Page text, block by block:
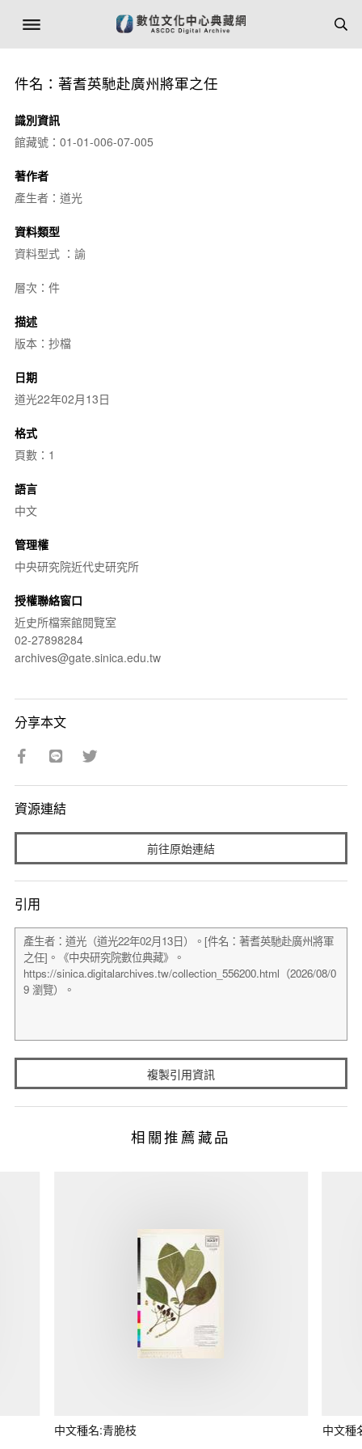
件名：著耆英馳赴廣州將軍之任
識別資訊
館藏號：01-01-006-07-005
著作者
產生者：道光
資料類型
資料型式 ：諭
層次：件
描述
版本：抄檔
日期
道光22年02月13日
格式
頁數：1
語言
中文
管理權
中央研究院近代史研究所
授權聯絡窗口
近史所檔案館閱覽室
02-27898284
archives@gate.sinica.edu.tw
分享本文
資源連結
前往原始連結
引用
複製引用資訊
相關推薦藏品
中文種名:青脆枝 中文種